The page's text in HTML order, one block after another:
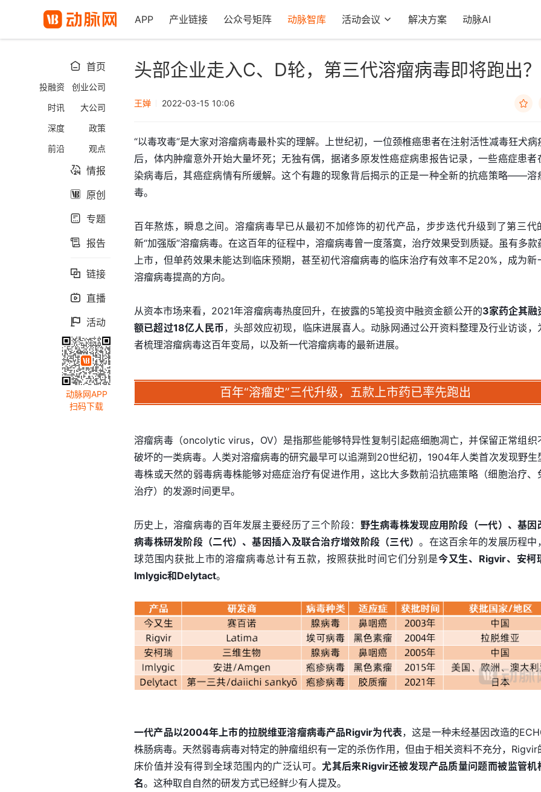
APP 产业链接 公众号矩阵 动脉智库 活动会议 解决方案 动脉AI
 首页
投融资
创业公司
时讯
大公司
深度
政策
前沿
观点
 情报
 原创
 专题
 报告
 链接
 直播
 活动
动脉网APP
扫码下载
头部企业走入C、D轮，第三代溶瘤病毒即将跑出？
王婵 2022-03-15 10:06 
“以毒攻毒”是大家对溶瘤病毒最朴实的理解。上世纪初，一位颈椎癌患者在注射活性减毒狂犬病
后，体内肿瘤意外开始大量坏死；无独有偶，据诸多原发性癌症病患报告记录，一些癌症患者
染病毒后，其癌症病情有所缓解。这个有趣的现象背后揭示的正是一种全新的抗癌策略——溶
毒。
百年熬炼，瞬息之间。溶瘤病毒早已从最初不加修饰的初代产品，步步迭代升级到了第三代
新“加强版”溶瘤病毒。在这百年的征程中，溶瘤病毒曾一度落寞，治疗效果受到质疑。虽有多款
上市，但单药效果未能达到临床预期，甚至初代溶瘤病毒的临床治疗有效率不足20%，成为新
溶瘤病毒提高的方向。
从资本市场来看，2021年溶瘤病毒热度回升，在披露的5笔投资中融资金额公开的3家药企其融
额已超过18亿人民币，头部效应初现，临床进展喜人。动脉网通过公开资料整理及行业访谈，
者梳理溶瘤病毒这百年变局，以及新一代溶瘤病毒的最新进展。
百年“溶瘤史”三代升级，五款上市药已率先跑出
溶瘤病毒（oncolytic virus，OV）是指那些能够特异性复制引起癌细胞凋亡，并保留正常组织
破坏的一类病毒。人类对溶瘤病毒的研究最早可以追溯到20世纪初，1904年人类首次发现野生
毒株或天然的弱毒病毒株能够对癌症治疗有促进作用，这比大多数前沿抗癌策略（细胞治疗、
治疗）的发源时间更早。
历史上，溶瘤病毒的百年发展主要经历了三个阶段： 野生病毒株发现应用阶段（一代）、基因
病毒株研发阶段（二代）、基因插入及联合治疗增效阶段（三代）。在这百余年的发展历程中
球范围内获批上市的溶瘤病毒总计有五款，按照获批时间它们分别是今又生、Rigvir、安柯
Imlygic和Delytact。
一代产品以2004年上市的拉脱维亚溶瘤病毒产品Rigvir为代表，这是一种未经基因改造的
株肠病毒。天然弱毒病毒对特定的肿瘤组织有一定的杀伤作用，但由于相关资料不充分，Rigvir
床价值并没有得到全球范围内的广泛认可。尤其后来Rigvir还被发现产品质量问题而被监管机
名。这种取自自然的研发方式已经鲜少有人提及。